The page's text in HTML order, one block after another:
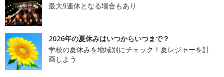
最大9連休となる場合もあり
2026年の夏休みはいつからいつまで？
学校の夏休みを地域別にチェック！夏レジャーを計
画しよう